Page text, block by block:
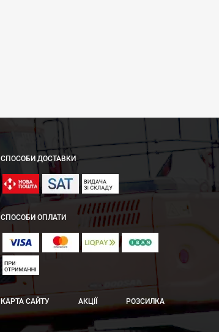
СПОСОБИ ДОСТАВКИ
СПОСОБИ ОПЛАТИ
КАРТА САЙТУ АКЦІЇ РОЗСИЛКА